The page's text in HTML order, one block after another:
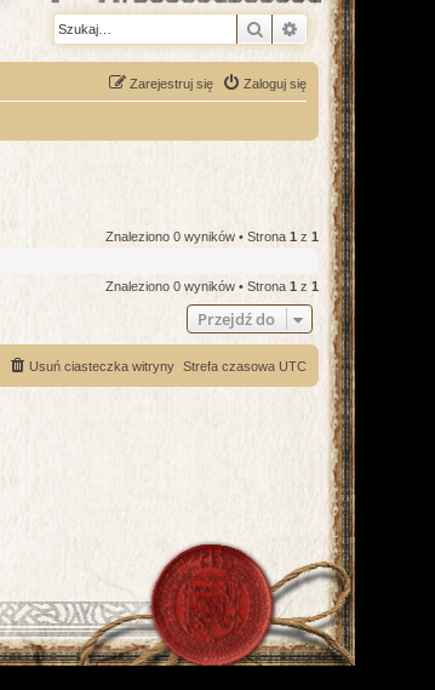
Szukaj Wyszukiwanie
Zaloguj się
Zarejestruj się
Znaleziono 0 wyników • Strona 1 z 1
Znaleziono 0 wyników • Strona 1 z 1
Przejdź do
Strefa czasowa UTC
Usuń ciasteczka witryny